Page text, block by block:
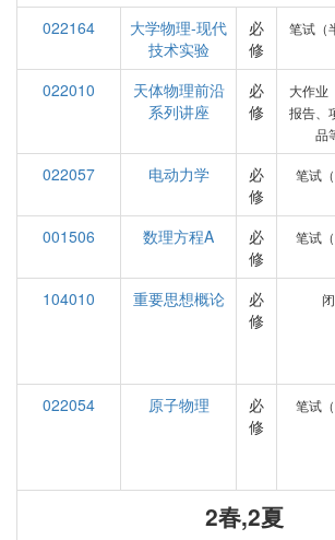
022164
大学物理-现代
技术实验
必
修
笔试（
022010
天体物理前沿
系列讲座
必
修
大作业
报告、
品
022057 电动力学
必
修
笔试（
001506
数理方程A
必
修
笔试（
104010
重要思想概论
必
修
022054
原子物理
必
修
笔试（
2春,2夏